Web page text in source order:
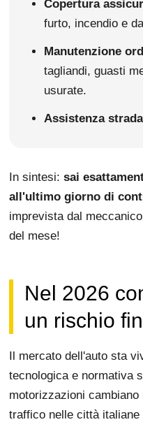
Copertura
furto, incendio e
Manutenzione
tagliandi, guasti
usurate.
Assistenza
In sintesi: sai
all'ultimo giorno di
imprevista dal
del mese!
Nel 2026
un rischio
Il mercato dell'auto sta
tecnologica e normativa
motorizzazioni
traffico nelle città